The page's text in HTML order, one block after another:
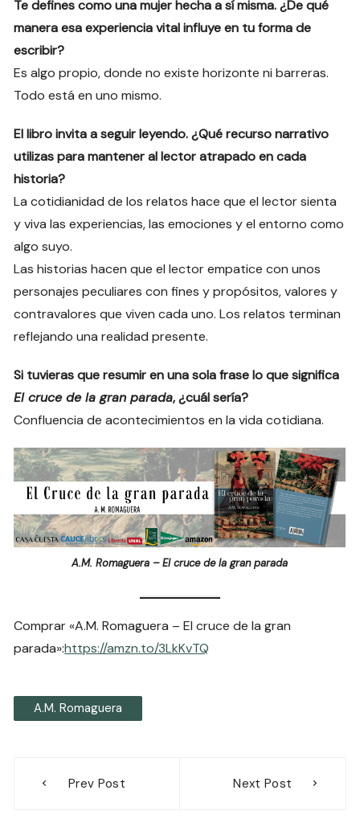
Te defines como una mujer hecha a sí misma. ¿De qué
manera esa experiencia vital influye en tu forma de
escribir?
Es algo propio, donde no existe horizonte ni barreras.
Todo está en uno mismo.
El libro invita a seguir leyendo. ¿Qué recurso narrativo
utilizas para mantener al lector atrapado en cada
historia?
La cotidianidad de los relatos hace que el lector sienta
y viva las experiencias, las emociones y el entorno como
algo suyo.
Las historias hacen que el lector empatice con unos
personajes peculiares con fines y propósitos, valores y
contravalores que viven cada uno. Los relatos terminan
reflejando una realidad presente.
Si tuvieras que resumir en una sola frase lo que significa
El cruce de la gran parada, ¿cuál sería?
Confluencia de acontecimientos en la vida cotidiana.
A.M. Romaguera – El cruce de la gran parada
Comprar «A.M. Romaguera – El cruce de la gran
parada»:https://amzn.to/3LkKvTQ
A.M. Romaguera
Prev Post Next Post